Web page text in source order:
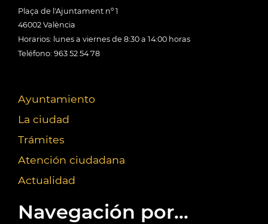
Plaça de l'Ajuntament nº 1
46002 València
Horarios: lunes a viernes de 8:30 a 14:00 horas
Teléfono: 963 52 54 78
Ayuntamiento
La ciudad
Trámites
Atención ciudadana
Actualidad
Navegación por...